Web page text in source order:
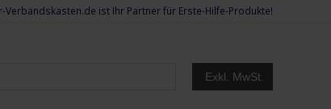
Verbandskasten.de ist Ihr Partner für Erste-Hilfe-Produkte!
Exkl. MwSt.